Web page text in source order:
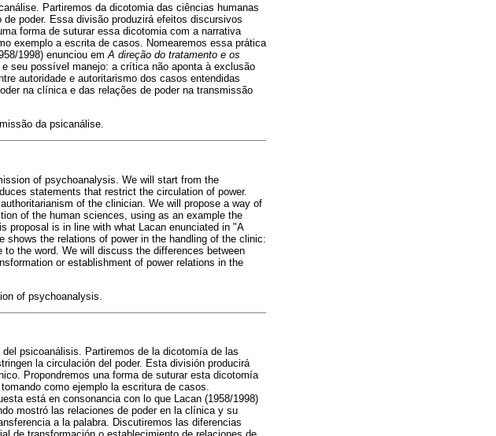
Partiremos da dicotomia das ciências humanas
poder. Essa divisão produzirá efeitos discursivos
forma de suturar essa dicotomia com a narrativa
exemplo a escrita de casos. Nomearemos essa prática
1998) enunciou em A direção do tratamento e os
seu possível manejo: a crítica não aponta à exclusão
autoridade e autoritarismo dos casos entendidas
na clínica e das relações de poder na transmissão
da psicanálise.
of psychoanalysis. We will start from the
statements that restrict the circulation of power.
of the clinician. We will propose a way of
of the human sciences, using as an example the
proposal is in line with what Lacan enunciated in "A
shows the relations of power in the handling of the clinic:
the word. We will discuss the differences between
or establishment of power relations in the
of psychoanalysis.
psicoanálisis. Partiremos de la dicotomía de las
la circulación del poder. Esta división producirá
Propondremos una forma de suturar esta dicotomía
como ejemplo la escritura de casos.
está en consonancia con lo que Lacan (1958/1998)
mostró las relaciones de poder en la clínica y su
a la palabra. Discutiremos las diferencias